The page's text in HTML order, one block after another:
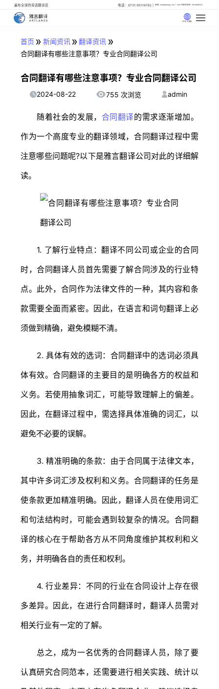
遍布全球的母语翻译官 电话：0731-85114762 邮箱: info@artlangs.com 24小时翻译管家: 18142666316
中文 (中国)
首页 » 新闻资讯» 翻译资讯 »
合同翻译有哪些注意事项？专业合同翻译公司
合同翻译有哪些注意事项？专业合同翻译公司
2024-08-22 755 次浏览 admin
随着社会的发展， 合同翻译的需求逐渐增加。
作为一个高度专业的翻译领域，合同翻译过程中需
注意哪些问题呢?以下是雅言翻译公司对此的详细解
读。
1. 了解行业特点：翻译不同公司或企业的合同
时，合同翻译人员首先需要了解合同涉及的行业特
点。此外，合同作为法律文件的一种，其内容和条
款需要全面而紧密。因此，在语言和词句翻译上必
须做到精确，避免模糊不清。
2. 具体有效的选词：合同翻译中的选词必须具
体有效。合同翻译的主要目的是明确各方的权益和
义务。若使用抽象词汇，可能导致理解上的偏差。
因此，在翻译过程中，需选择具体准确的词汇，以
避免不必要的误解。
3. 精准明确的条款：由于合同属于法律文本，
其中许多词汇涉及权利和义务。合同翻译的任务是
使条款更加精准明确。因此，翻译人员在使用词汇
和句法结构时，可能会遇到较复杂的情况。合同翻
译的核心在于帮助各方从不同角度维护其权利和义
务，并明确各自的责任和权利。
4. 行业差异：不同的行业在合同设计上存在很
多差异。因此，在进行合同翻译时，翻译人员需对
相关行业有一定的了解。
总之，成为一名优秀的合同翻译人员，除了要
认真研究合同范本，还需要进行相关实践、统计以